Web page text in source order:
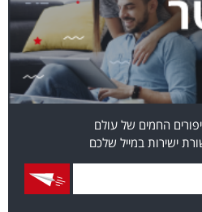
החמים של עולם
ישירות במייל שלכם